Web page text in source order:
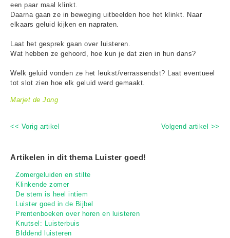
een paar maal klinkt.
Daarna gaan ze in beweging uitbeelden hoe het klinkt. Naar
elkaars geluid kijken en napraten.
Laat het gesprek gaan over luisteren.
Wat hebben ze gehoord, hoe kun je dat zien in hun dans?
Welk geluid vonden ze het leukst/verrassendst? Laat eventueel
tot slot zien hoe elk geluid werd gemaakt.
Marjet de Jong
<< Vorig artikel Volgend artikel >>
Artikelen in dit thema Luister goed!
Zomergeluiden en stilte
Klinkende zomer
De stem is heel intiem
Luister goed in de Bijbel
Prentenboeken over horen en luisteren
Knutsel: Luisterbuis
BIddend luisteren